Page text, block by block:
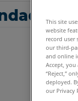
This site
website
record user
our third-
and online
Accept,
“Reject,”
deployed.
our Privacy